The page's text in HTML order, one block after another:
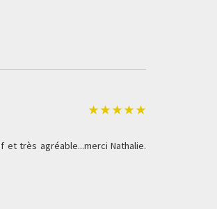
très agréable...merci Nathalie.